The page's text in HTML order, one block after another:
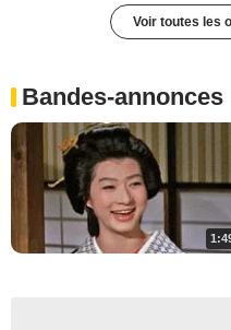
Voir toutes les
Bandes-annonces